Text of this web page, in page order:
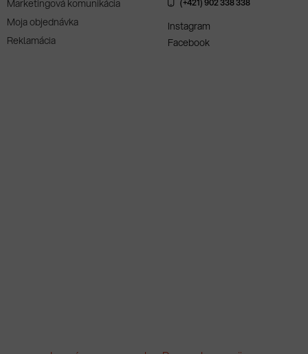
Marketingová komunikácia
Moja objednávka
Reklamácia
Instagram
Facebook